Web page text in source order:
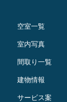
空室一覧
室内写真
間取り一覧
建物情報
サービス案